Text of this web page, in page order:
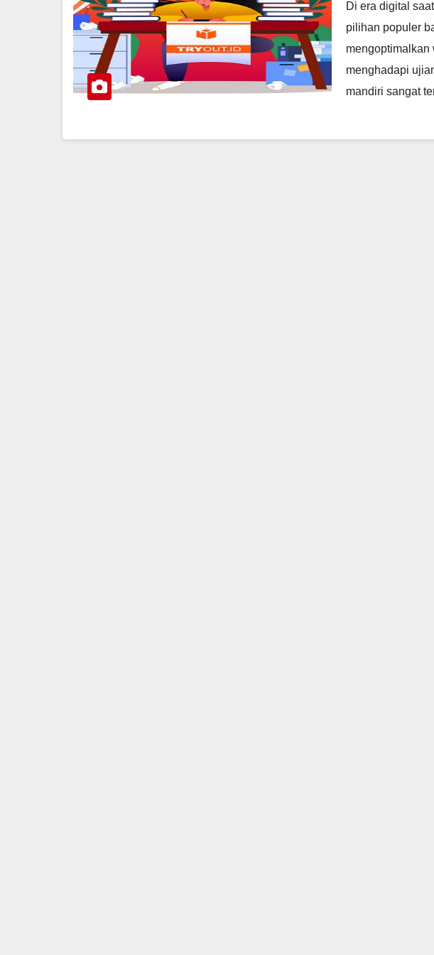
Di era digital
pilihan populer
mengoptimalkan
menghadapi
mandiri sangat